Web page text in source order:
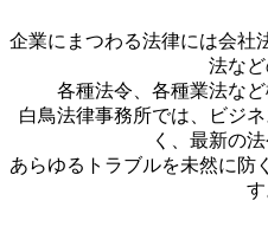
企業にまつわる法律には会社
法な
各種法令、各種業法な
白鳥法律事務所では、ビジ
く、最新の
あらゆるトラブルを未然に防
す